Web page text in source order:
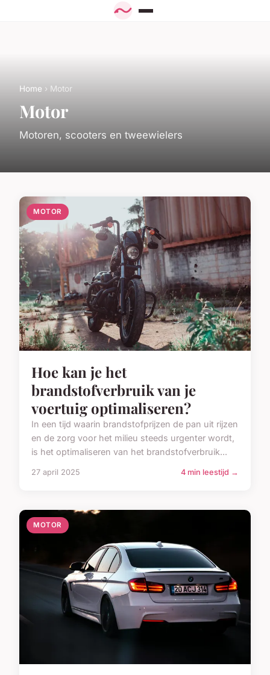
Home › Motor
Motor
Motoren, scooters en tweewielers
MOTOR
Hoe kan je het
brandstofverbruik van je
voertuig optimaliseren?
In een tijd waarin brandstofprijzen de pan uit rijzen
en de zorg voor het milieu steeds urgenter wordt,
is het optimaliseren van het brandstofverbruik...
27 april 2025 4 min leestijd →
MOTOR